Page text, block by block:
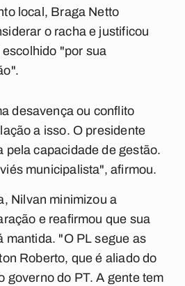
local, Braga Netto
o racha e justificou
"por sua
desavença ou conflito
a isso. O presidente
pela capacidade de gestão.
municipalista", afirmou.
, Nilvan minimizou a
e reafirmou que sua
mantida. "O PL segue as
Roberto, que é aliado do
governo do PT. A gente tem